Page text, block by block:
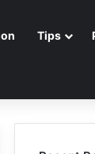
Tips